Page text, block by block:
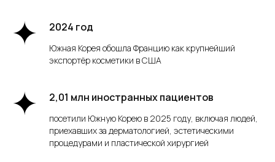
2024 год
Южная Корея обошла Францию как крупнейший
экспортёр косметики в США
2,01 млн иностранных пациентов
посетили Южную Корею в 2025 году, включая людей,
приехавших за дерматологией, эстетическими
процедурами и пластической хирургией